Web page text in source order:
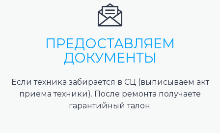
ПРЕДОСТАВЛЯЕМ
ДОКУМЕНТЫ
Если техника забирается в СЦ (выписываем акт
приема техники). После ремонта получаете
гарантийный талон.